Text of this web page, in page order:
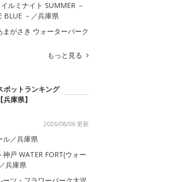
ルミナイト SUMMER －
BLUE －／兵庫県
まがさき ウォーターパーク
もっと見る
ポットランキング
【兵庫県】
2026/08/06 更新
ル／兵庫県
戸 WATER FORT(ウォー
兵庫県